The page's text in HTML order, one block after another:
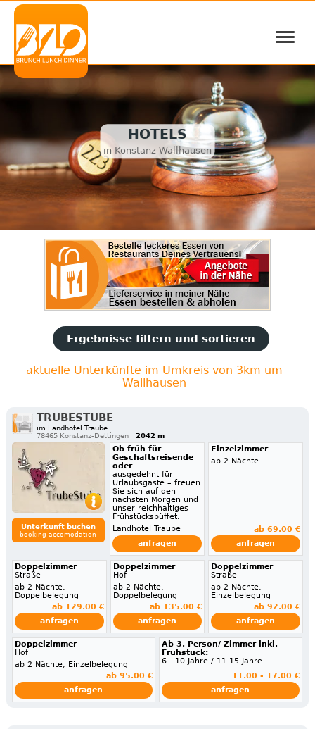
≡
HOTELS
in Konstanz Wallhausen
Ergebnisse filtern und sortieren
aktuelle Unterkünfte im Umkreis von 3km um
Wallhausen
TRUBESTUBE
im Landhotel Traube
78465 Konstanz-Dettingen
2042 m
Unterkunft buchen
booking accomodation
Ob früh für
Geschäftsreisende
oder
ausgedehnt für
Urlaubsgäste – freuen
Sie sich auf den
nächsten Morgen und
unser reichhaltiges
Frühstücksbüffet.
Landhotel Traube
anfragen
Einzelzimmer
ab 2 Nächte
ab 69.00 €
anfragen
Doppelzimmer
Straße
ab 2 Nächte,
Doppelbelegung
ab 129.00 €
anfragen
Doppelzimmer
Hof
ab 2 Nächte,
Doppelbelegung
ab 135.00 €
anfragen
Doppelzimmer
Straße
ab 2 Nächte,
Einzelbelegung
ab 92.00 €
anfragen
Doppelzimmer
Hof
ab 2 Nächte, Einzelbelegung
ab 95.00 €
anfragen
Ab 3. Person/ Zimmer inkl.
Frühstück:
6 - 10 Jahre / 11-15 Jahre
11.00 - 17.00 €
anfragen